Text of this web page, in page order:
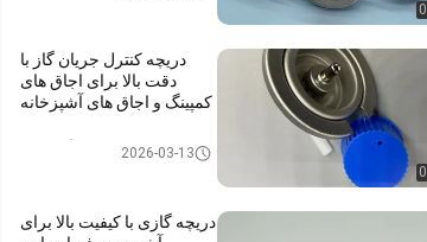
دریچه کنترل جریان گاز با
دقت بالا برای اجاق های
کمپینگ و اجاق های آشپزخانه
شیر کارتریج گاز بوتان2026-03-13
دریچه گازی با کیفیت بالا برای